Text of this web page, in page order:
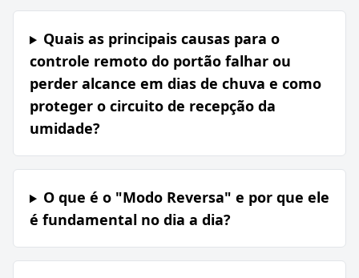
Quais as principais causas para o
controle remoto do portão falhar ou
perder alcance em dias de chuva e como
proteger o circuito de recepção da
umidade?
O que é o "Modo Reversa" e por que ele
é fundamental no dia a dia?